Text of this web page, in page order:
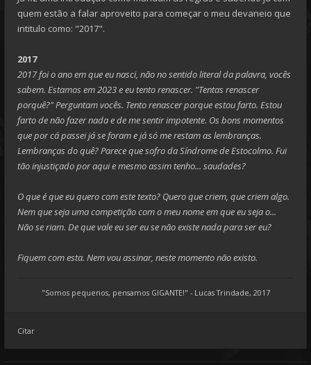
quem estão a falar aproveito para começar o meu devaneio que
intitulo como: "2017".
2017
2017 foi o ano em que eu nasci, não no sentido literal da palavra, vocês
sabem. Estamos em 2023 e eu tento renascer. "Tentas renascer
porquê?" Perguntam vocês. Tento renascer porque estou farto. Estou
farto de não fazer nada e de me sentir impotente. Os bons momentos
que por cá passei já se foram e já só me restam as lembranças.
Lembranças do quê? Parece que sofro da Síndrome de Estocolmo. Fui
tão injustiçado por aqui e mesmo assim tenho... saudades?
O que é que eu quero com este texto? Quero que criem, que criem algo.
Nem que seja uma competição com o meu nome em que eu seja o...
Não se riam. De que vale eu ser eu se não existe nada para ser eu?
Fiquem com esta. Nem vou assinar, neste momento não existo.
"Somos pequenos, pensamos GIGANTE!" - Lucas Trindade, 2017
Citar